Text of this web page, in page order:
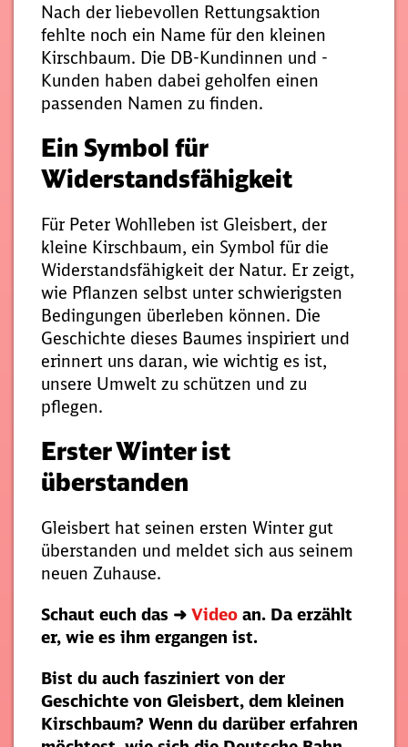
Nach der liebevollen Rettungsaktion
fehlte noch ein Name für den kleinen
Kirschbaum. Die DB-Kundinnen und -
Kunden haben dabei geholfen einen
passenden Namen zu finden.
Ein Symbol für
Widerstandsfähigkeit
Für Peter Wohlleben ist Gleisbert, der
kleine Kirschbaum, ein Symbol für die
Widerstandsfähigkeit der Natur. Er zeigt,
wie Pflanzen selbst unter schwierigsten
Bedingungen überleben können. Die
Geschichte dieses Baumes inspiriert und
erinnert uns daran, wie wichtig es ist,
unsere Umwelt zu schützen und zu
pflegen.
Erster Winter ist
überstanden
Gleisbert hat seinen ersten Winter gut
überstanden und meldet sich aus seinem
neuen Zuhause.
Schaut euch das ➜ Video an. Da erzählt
er, wie es ihm ergangen ist.
Bist du auch fasziniert von der
Geschichte von Gleisbert, dem kleinen
Kirschbaum? Wenn du darüber erfahren